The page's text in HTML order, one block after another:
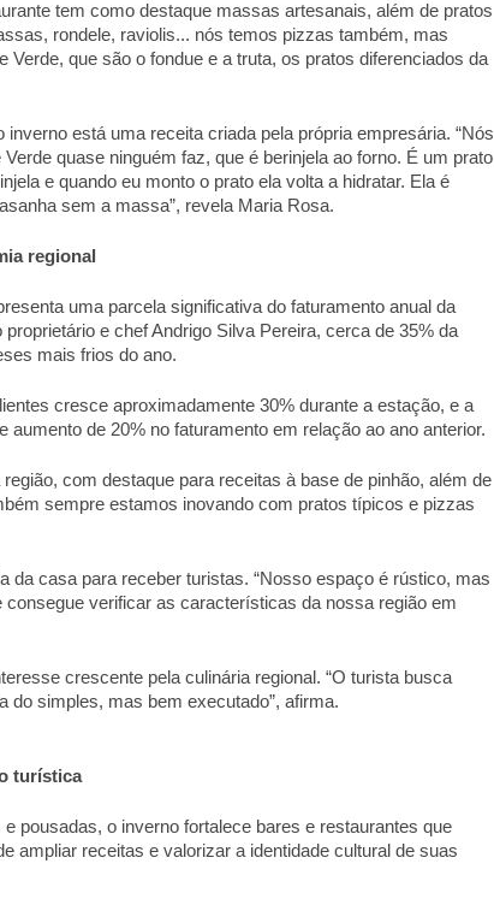
tem como destaque massas artesanais, além de pratos
rondele, raviolis... nós temos pizzas também, mas
que são o fondue e a truta, os pratos diferenciados da
está uma receita criada pela própria empresária. “Nós
quase ninguém faz, que é berinjela ao forno. É um prato
e quando eu monto o prato ela volta a hidratar. Ela é
sem a massa”, revela Maria Rosa.
regional
uma parcela significativa do faturamento anual da
e chef Andrigo Silva Pereira, cerca de 35% da
mais frios do ano.
cresce aproximadamente 30% durante a estação, e a
aumento de 20% no faturamento em relação ao ano anterior.
com destaque para receitas à base de pinhão, além de
sempre estamos inovando com pratos típicos e pizzas
da casa para receber turistas. “Nosso espaço é rústico, mas
verificar as características da nossa região em
crescente pela culinária regional. “O turista busca
do simples, mas bem executado”, afirma.
turística
pousadas, o inverno fortalece bares e restaurantes que
ampliar receitas e valorizar a identidade cultural de suas